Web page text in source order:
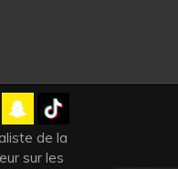
de la
sur les